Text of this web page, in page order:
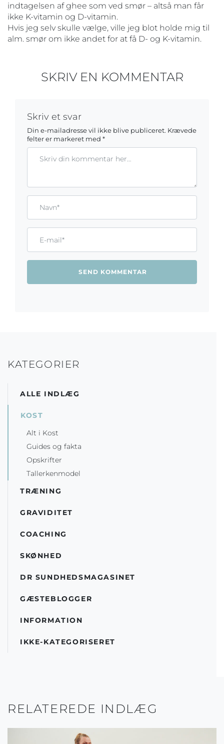
indtagelsen af ghee som ved smør – altså man får
ikke K-vitamin og D-vitamin.
Hvis jeg selv skulle vælge, ville jeg blot holde mig til
alm. smør om ikke andet for at få D- og K-vitamin.
SKRIV EN KOMMENTAR
Skriv et svar
Din e-mailadresse vil ikke blive publiceret. Krævede
felter er markeret med *
KATEGORIER
ALLE INDLÆG
KOST
Alt i Kost
Guides og fakta
Opskrifter
Tallerkenmodel
TRÆNING
GRAVIDITET
COACHING
SKØNHED
DR SUNDHEDSMAGASINET
GÆSTEBLOGGER
INFORMATION
IKKE-KATEGORISERET
RELATEREDE INDLÆG